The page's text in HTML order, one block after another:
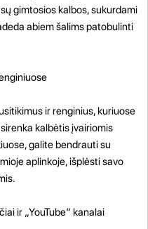
gimtosios kalbos, sukurdami
abiem šalims patobulinti
ir renginius, kuriuose
kalbėtis įvairiomis
galite bendrauti su
aplinkoje, išplėsti savo
ir „YouTube“ kanalai